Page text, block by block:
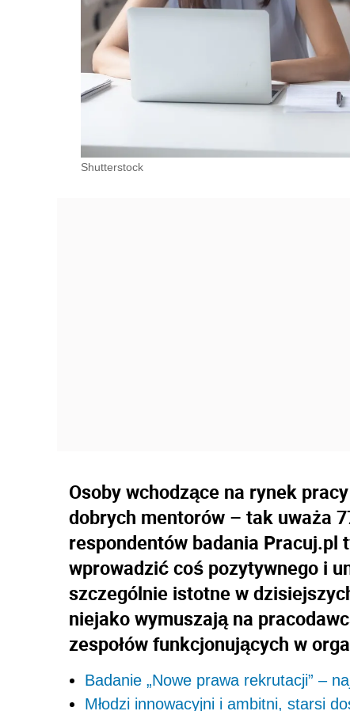
Shutterstock
Osoby wchodzące na rynek
dobrych mentorów – tak uważa
respondentów badania Pracuj.pl
wprowadzić coś pozytywnego i
szczególnie istotne w
niejako wymuszają na
zespołów funkcjonujących w
Badanie „Nowe prawa rekrutacji” –
Młodzi innowacyjni i ambitni, starsi